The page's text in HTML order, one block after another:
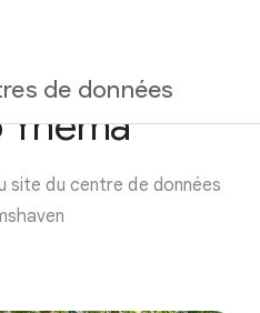
de données
avec
site du centre de données